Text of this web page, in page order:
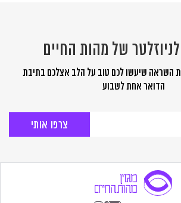
של מהות החיים
השראה שיעשו לכם טוב על הלב אצלכם בתיבת
הדואר אחת לשבוע